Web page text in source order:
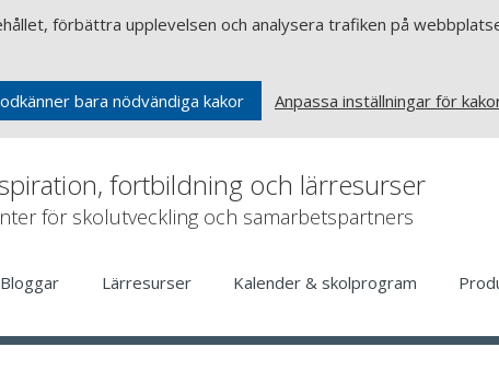
förbättra upplevelsen och analysera trafiken på
bara nödvändiga kakor Anpassa inställningar för
fortbildning och lärresurser
för skolutveckling och samarbetspartners
Bloggar Lärresurser Kalender & skolprogram